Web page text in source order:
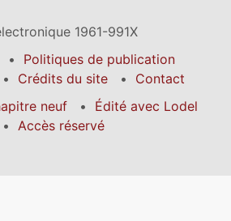
1961-991X
Politiques de publication
Crédits du site
Contact
neuf
Édité avec Lodel
Accès réservé